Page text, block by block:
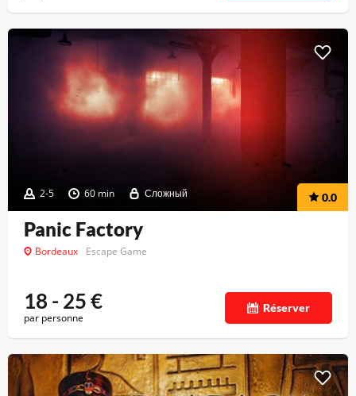
2-5 60 min Сложный 0.0
Panic Factory
Bordeaux Escape Game
18 - 25€
par personne
Réserver